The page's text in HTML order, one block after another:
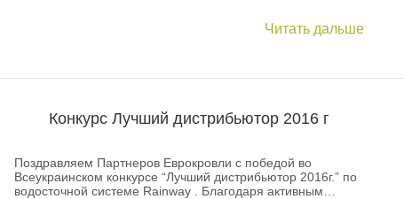
Читать дальше
Конкурс Лучший дистрибьютор 2016 г
Поздравляем Партнеров Еврокровли с победой во
Всеукраинском конкурсе “Лучший дистрибьютор 2016г.” по
водосточной системе Rainway . Благодаря активным…